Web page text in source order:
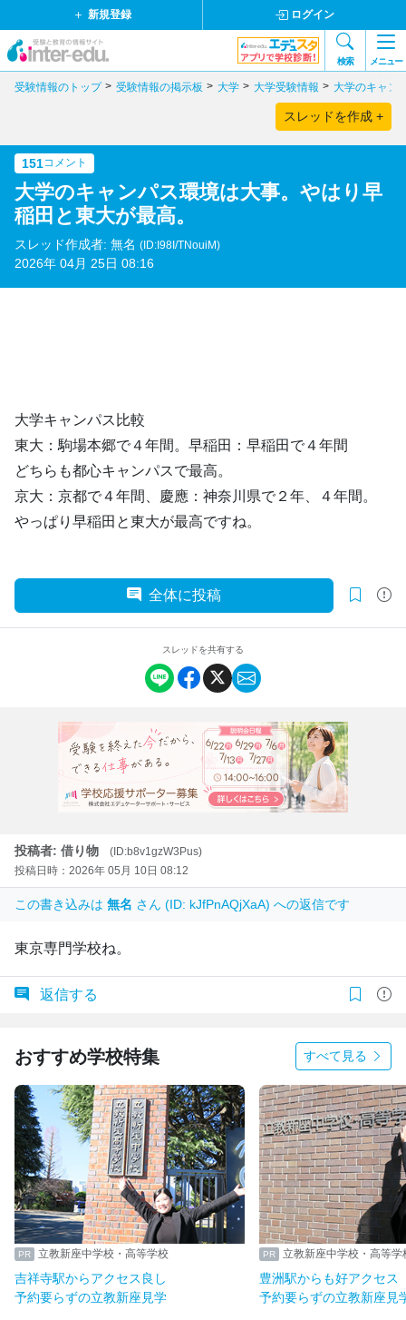
新規登録 ログイン
検索 メニュー
受験情報のトップ 受験情報の掲示板 大学 大学受験情報 大学のキャン
スレッドを作成 +
151コメント
大学のキャンパス環境は大事。やはり早
稲田と東大が最高。
スレッド作成者: 無名 (ID:I98I/TNouiM)
2026年 04月 25日 08:16
大学キャンパス比較
東大：駒場本郷で４年間。早稲田：早稲田で４年間
どちらも都心キャンパスで最高。
京大：京都で４年間、慶應：神奈川県で２年、４年間。
やっぱり早稲田と東大が最高ですね。
全体に投稿
スレッドを共有する
投稿者: 借り物
(ID:b8v1gzW3Pus)
投稿日時：2026年 05月 10日 08:12
この書き込みは 無名 さん (ID: kJfPnAQjXaA) への返信です
東京専門学校ね。
返信する
おすすめ学校特集 すべて見る
立教新座中学校・高等学校
吉祥寺駅からアクセス良し
予約要らずの立教新座見学
立教新座中学校・高等学
豊洲駅からも好アクセス
予約要らずの立教新座見